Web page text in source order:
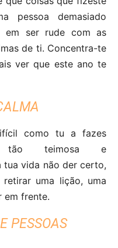
pessoa demasiado
em ser rude com as
de ti. Concentra-te
ver que este ano te
como tu a fazes
tão teimosa e
tua vida não der certo,
uma lição, uma
em frente.
PESSOAS